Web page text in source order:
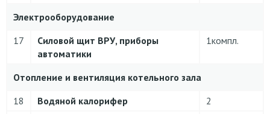
Электрооборудование
17
Силовой щит ВРУ, приборы
автоматики
1компл.
Отопление и вентиляция котельного зала
18
Водяной калорифер
2